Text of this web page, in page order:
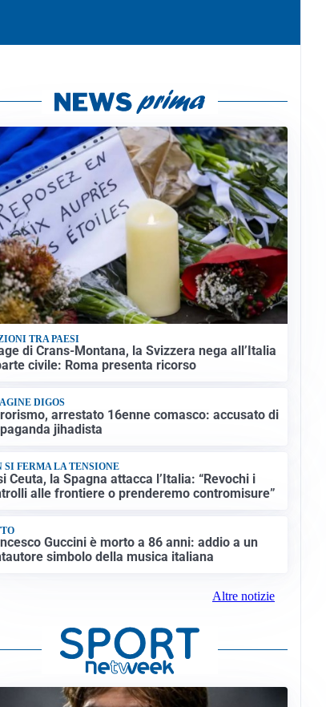
TRA PAESI
di Crans-Montana, la Svizzera nega all’Italia
civile: Roma presenta ricorso
DIGOS
arrestato 16enne comasco: accusato di
jihadista
SI FERMA LA TENSIONE
Ceuta, la Spagna attacca l’Italia: “Revochi i
alle frontiere o prenderemo contromisure”
Guccini è morto a 86 anni: addio a un
simbolo della musica italiana
Altre notizie